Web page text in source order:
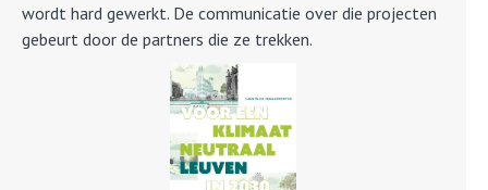
wordt hard gewerkt. De communicatie over die projecten
gebeurt door de partners die ze trekken.